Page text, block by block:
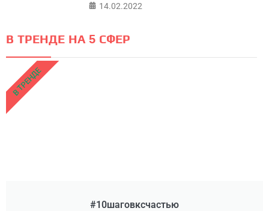
14.02.2022
В ТРЕНДЕ НА 5 СФЕР
#10шаговксчастью
В ТРЕНДЕ